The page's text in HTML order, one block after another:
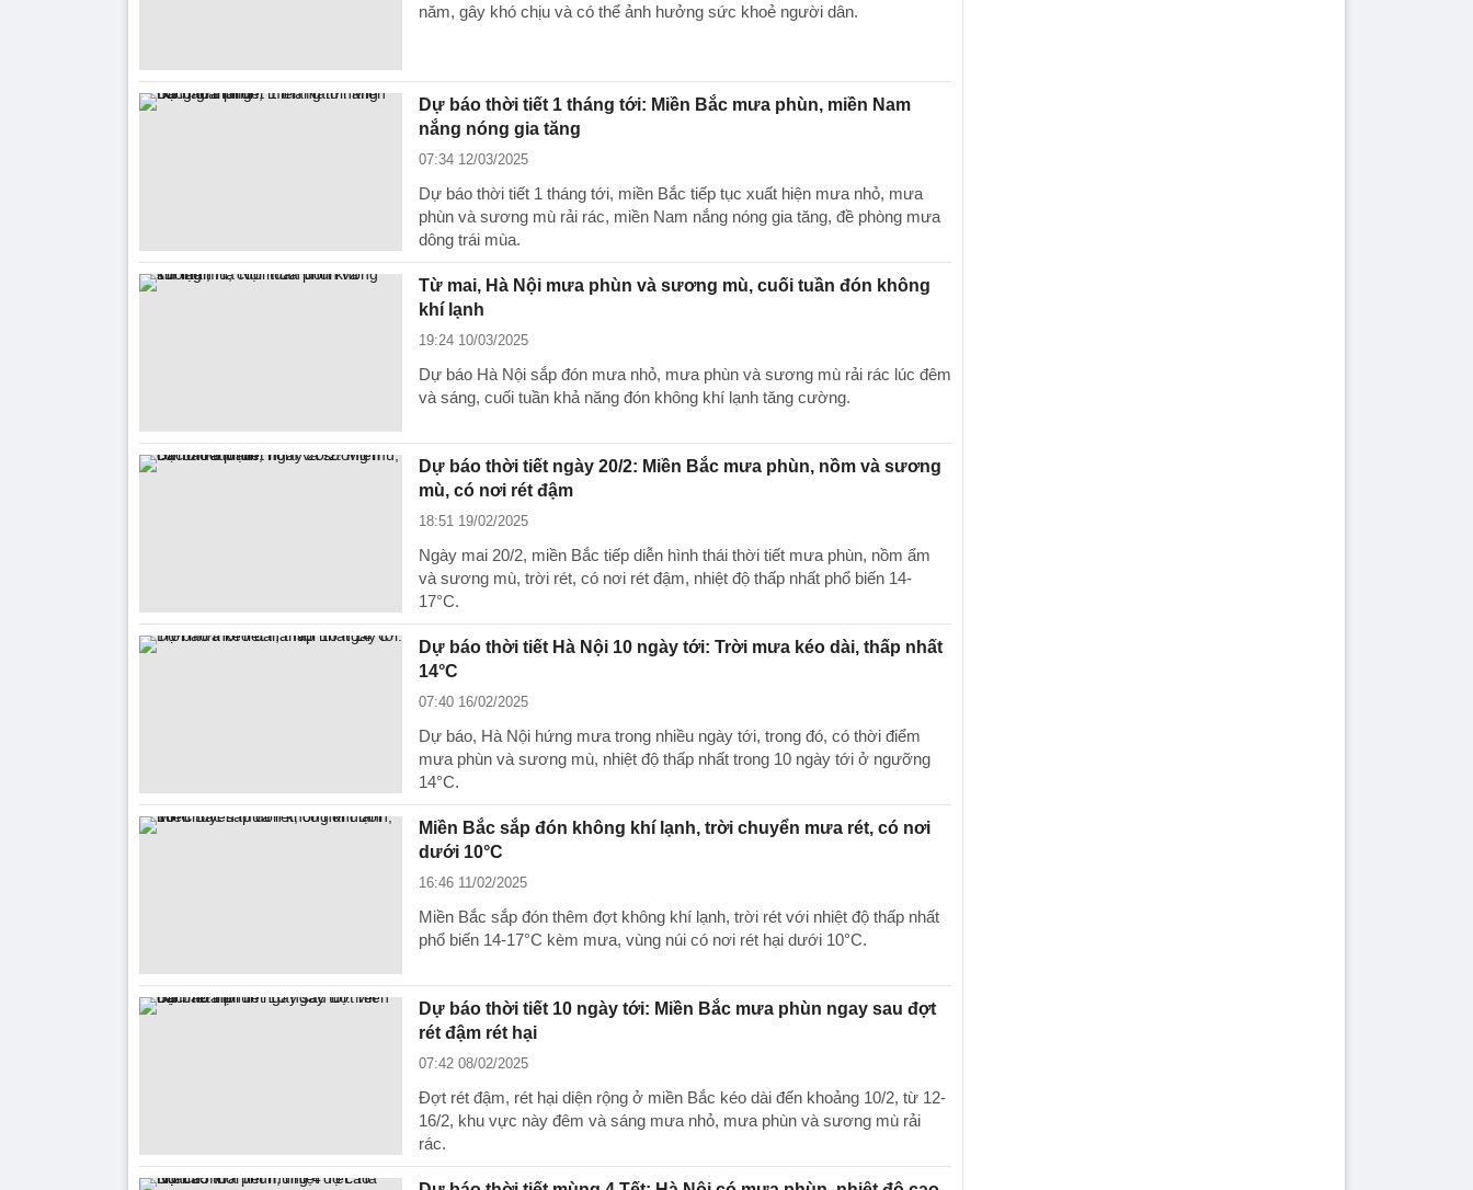
năm, gây khó chịu và có thể ảnh hưởng sức khoẻ người dân.
Dự báo thời tiết 1 tháng tới: Miền Bắc mưa phùn, miền Nam
nắng nóng gia tăng
07:34 12/03/2025
Dự báo thời tiết 1 tháng tới, miền Bắc tiếp tục xuất hiện mưa nhỏ, mưa
phùn và sương mù rải rác, miền Nam nắng nóng gia tăng, đề phòng mưa
dông trái mùa.
Từ mai, Hà Nội mưa phùn và sương mù, cuối tuần đón không
khí lạnh
19:24 10/03/2025
Dự báo Hà Nội sắp đón mưa nhỏ, mưa phùn và sương mù rải rác lúc đêm
và sáng, cuối tuần khả năng đón không khí lạnh tăng cường.
Dự báo thời tiết ngày 20/2: Miền Bắc mưa phùn, nồm và sương
mù, có nơi rét đậm
18:51 19/02/2025
Ngày mai 20/2, miền Bắc tiếp diễn hình thái thời tiết mưa phùn, nồm ẩm
và sương mù, trời rét, có nơi rét đậm, nhiệt độ thấp nhất phổ biến 14-
17°C.
Dự báo thời tiết Hà Nội 10 ngày tới: Trời mưa kéo dài, thấp nhất
14°C
07:40 16/02/2025
Dự báo, Hà Nội hứng mưa trong nhiều ngày tới, trong đó, có thời điểm
mưa phùn và sương mù, nhiệt độ thấp nhất trong 10 ngày tới ở ngưỡng
14°C.
Miền Bắc sắp đón không khí lạnh, trời chuyển mưa rét, có nơi
dưới 10°C
16:46 11/02/2025
Miền Bắc sắp đón thêm đợt không khí lạnh, trời rét với nhiệt độ thấp nhất
phổ biến 14-17°C kèm mưa, vùng núi có nơi rét hại dưới 10°C.
Dự báo thời tiết 10 ngày tới: Miền Bắc mưa phùn ngay sau đợt
rét đậm rét hại
07:42 08/02/2025
Đợt rét đậm, rét hại diện rộng ở miền Bắc kéo dài đến khoảng 10/2, từ 12-
16/2, khu vực này đêm và sáng mưa nhỏ, mưa phùn và sương mù rải
rác.